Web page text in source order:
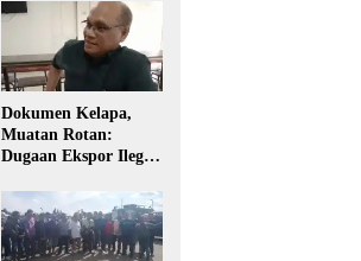
Dokumen Kelapa,
Muatan Rotan:
Dugaan Ekspor Ilegal
Publik Kalbar